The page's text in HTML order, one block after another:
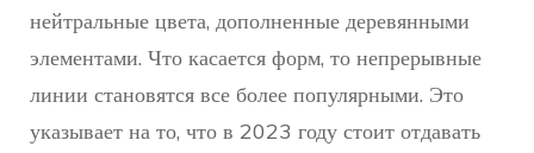
нейтральные цвета, дополненные деревянными
элементами. Что касается форм, то непрерывные
линии становятся все более популярными. Это
указывает на то, что в 2023 году стоит отдавать